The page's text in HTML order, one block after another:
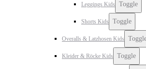
Leggings Kids Toggle
Shorts Kids Toggle
Overalls & Latzhosen Kids
Kleider & Röcke Kids Toggle